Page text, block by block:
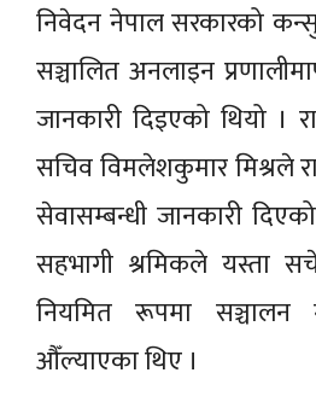
निवेदन नेपाल सरकारको
सञ्चालित अनलाइन
जानकारी दिइएको थियो ।
सचिव विमलेशकुमार मिश्रले
सेवासम्बन्धी जानकारी
सहभागी श्रमिकले यस्ता
नियमित रूपमा सञ्चालन
औँल्याएका थिए ।